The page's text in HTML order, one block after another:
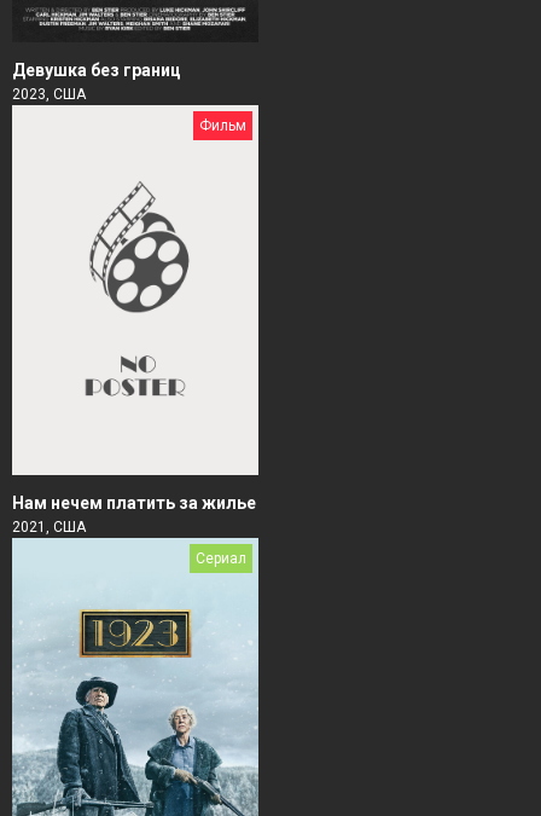
Девушка без границ
2023, США
Фильм
Нам нечем платить за жилье
2021, США
Сериал